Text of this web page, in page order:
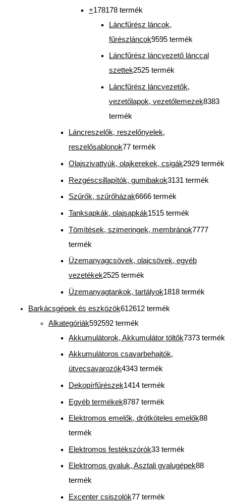
+178178 termék
Láncfűrész láncok,
fűrészláncok9595 termék
Láncfűrész láncvezető lánccal
szettek2525 termék
Láncfűrész láncvezetők,
vezetőlapok, vezetőlemezek8383
termék
Láncreszelők, reszelőnyelek,
reszelősablonok77 termék
Olajszivattyúk, olajkerekek, csigák2929 termék
Rezgéscsillapítók, gumibakok3131 termék
Szűrők, szűrőházak6666 termék
Tanksapkák, olajsapkák1515 termék
Tömítések, szimeringek, membránok7777
termék
Üzemanyagcsövek, olajcsövek, egyéb
vezetékek2525 termék
Üzemanyagtankok, tartályok1818 termék
Barkácsgépek és eszközök612612 termék
Alkategóriák592592 termék
Akkumulátorok, Akkumulátor töltők7373 termék
Akkumulátoros csavarbehajtók,
ütvecsavarozók4343 termék
Dekopírfűrészek1414 termék
Egyéb termékek8787 termék
Elektromos emelők, drótköteles emelők88
termék
Elektromos festékszórók33 termék
Elektromos gyaluk, Asztali gyalugépek88
termék
Excenter csiszolók77 termék